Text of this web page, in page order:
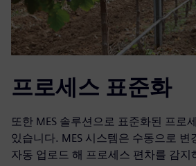
프로세스 표준화
또한 MES 솔루션으로 표준화된 프로
있습니다. MES 시스템은 수동으로 변
자동 업로드 해 프로세스 편차를 감지